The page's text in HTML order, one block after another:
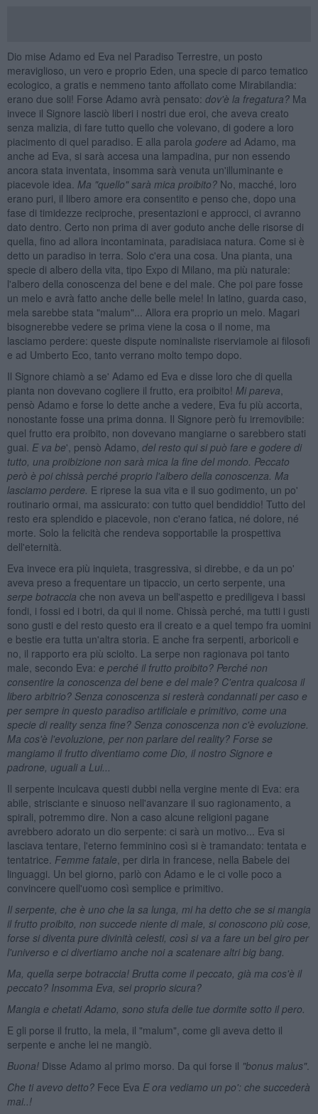
Dio mise Adamo ed Eva nel Paradiso Terrestre, un posto
meraviglioso, un vero e proprio Eden, una specie di parco tematico
ecologico, a gratis e nemmeno tanto affollato come Mirabilandia:
erano due soli! Forse Adamo avrà pensato: dov'è la fregatura?Ma
invece il Signore lasciò liberi i nostri due eroi, che aveva creato
senza malizia, di fare tutto quello che volevano, di godere a loro
piacimento di quel paradiso. E alla parola godere ad Adamo, ma
anche ad Eva, si sarà accesa una lampadina, pur non essendo
ancora stata inventata, insomma sarà venuta un'illuminante e
piacevole idea. Ma "quello" sarà mica proibito?No, macché, loro
erano puri, il libero amore era consentito e penso che, dopo una
fase di timidezze reciproche, presentazioni e approcci, ci avranno
dato dentro. Certo non prima di aver goduto anche delle risorse di
quella, fino ad allora incontaminata, paradisiaca natura. Come si è
detto un paradiso in terra. Solo c'era una cosa. Una pianta, una
specie di albero della vita, tipo Expo di Milano, ma più naturale:
l'albero della conoscenza del bene e del male. Che poi pare fosse
un melo e avrà fatto anche delle belle mele! In latino, guarda caso,
mela sarebbe stata "malum"... Allora era proprio un melo. Magari
bisognerebbe vedere se prima viene la cosa o il nome, ma
lasciamo perdere: queste dispute nominaliste riserviamole ai filosofi
e ad Umberto Eco, tanto verrano molto tempo dopo.
Il Signore chiamò a se' Adamo ed Eva e disse loro che di quella
pianta non dovevano cogliere il frutto, era proibito! Mi pareva
pensò Adamo e forse lo dette anche a vedere, Eva fu più accorta,
nonostante fosse una prima donna. Il Signore però fu irremovibile:
quel frutto era proibito, non dovevano mangiarne o sarebbero stati
guai. E va be', pensò Adamo, del resto qui si può fare e godere di
tutto, una proibizione non sarà mica la fine del mondo. Peccato
però è poi chissà perché proprio l'albero della conoscenza. Ma
lasciamo perdere. E riprese la sua vita e il suo godimento, un po'
routinario ormai, ma assicurato: con tutto quel bendiddio! Tutto del
resto era splendido e piacevole, non c'erano fatica, né dolore, né
morte. Solo la felicità che rendeva sopportabile la prospettiva
dell'eternità.
Eva invece era più inquieta, trasgressiva, si direbbe, e da un po'
aveva preso a frequentare un tipaccio, un certo serpente, una
serpe botraccia che non aveva un bell'aspetto e prediligeva i bassi
fondi, i fossi ed i botri, da qui il nome. Chissà perché, ma tutti i gusti
sono gusti e del resto questo era il creato e a quel tempo fra uomini
e bestie era tutta un'altra storia. E anche fra serpenti, arboricoli e
no, il rapporto era più sciolto. La serpe non ragionava poi tanto
male, secondo Eva: e perché il frutto proibito? Perché non
consentire la conoscenza del bene e del male? C'entra qualcosa il
libero arbitrio? Senza conoscenza si resterà condannati per caso e
per sempre in questo paradiso artificiale e primitivo, come una
specie di reality senza fine? Senza conoscenza non c'è evoluzione.
Ma cos'è l'evoluzione, per non parlare del reality? Forse se
mangiamo il frutto diventiamo come Dio, il nostro Signore e
padrone, uguali a Lui...
Il serpente inculcava questi dubbi nella vergine mente di Eva: era
abile, strisciante e sinuoso nell'avanzare il suo ragionamento, a
spirali, potremmo dire. Non a caso alcune religioni pagane
avrebbero adorato un dio serpente: ci sarà un motivo... Eva si
lasciava tentare, l'eterno femminino così si è tramandato: tentata e
tentatrice. Femme fatale , per dirla in francese, nella Babele dei
linguaggi. Un bel giorno, parlò con Adamo e le ci volle poco a
convincere quell'uomo così semplice e primitivo.
Il serpente, che è uno che la sa lunga, mi ha detto che se si mangia
il frutto proibito, non succede niente di male, si conoscono più cose,
forse si diventa pure divinità celesti, così si va a fare un bel giro per
l'universo e ci divertiamo anche noi a scatenare altri big bang.
Ma, quella serpe botraccia! Brutta come il peccato, già ma cos'è il
peccato? Insomma Eva, sei proprio sicura?
Mangia e chetati Adamo, sono stufa delle tue dormite sotto il pero.
E gli porse il frutto, la mela, il "malum", come gli aveva detto il
serpente e anche lei ne mangiò.
Buona! Disse Adamo al primo morso. Da qui forse il "bonus malus".
Che ti avevo detto?Fece Eva E ora vediamo un po': che succederà
mai..!